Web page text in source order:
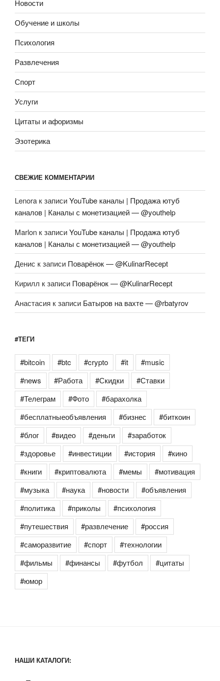
Новости
Обучение и школы
Психология
Развлечения
Спорт
Услуги
Цитаты и афоризмы
Эзотерика
СВЕЖИЕ КОММЕНТАРИИ
Lenora к записиYouTube каналы | Продажа ютуб
каналов | Каналы с монетизацией — @youthelp
Marlon к записиYouTube каналы | Продажа ютуб
каналов | Каналы с монетизацией — @youthelp
Денис к записи Поварёнок — @KulinarRecept
Кирилл к записи Поварёнок — @KulinarRecept
Анастасия к записи Батыров на вахте — @rbatyrov
#ТЕГИ
#bitcoin #btc #crypto #it
#music
#news
#Работа #Скидки
#Ставки
#Телеграм
#Фото
#барахолка
#бесплатныеобъявления
#бизнес
#биткоин
#блог
#видео #деньги
#заработок
#здоровье
#инвестиции #история
#кино
#книги
#криптовалюта #мемы
#мотивация
#музыка
#наука #новости
#объявления
#политика
#приколы
#психология
#путешествия
#развлечение
#россия
#саморазвитие
#спорт
#технологии
#фильмы
#финансы #футбол
#цитаты
#юмор
НАШИ КАТАЛОГИ: